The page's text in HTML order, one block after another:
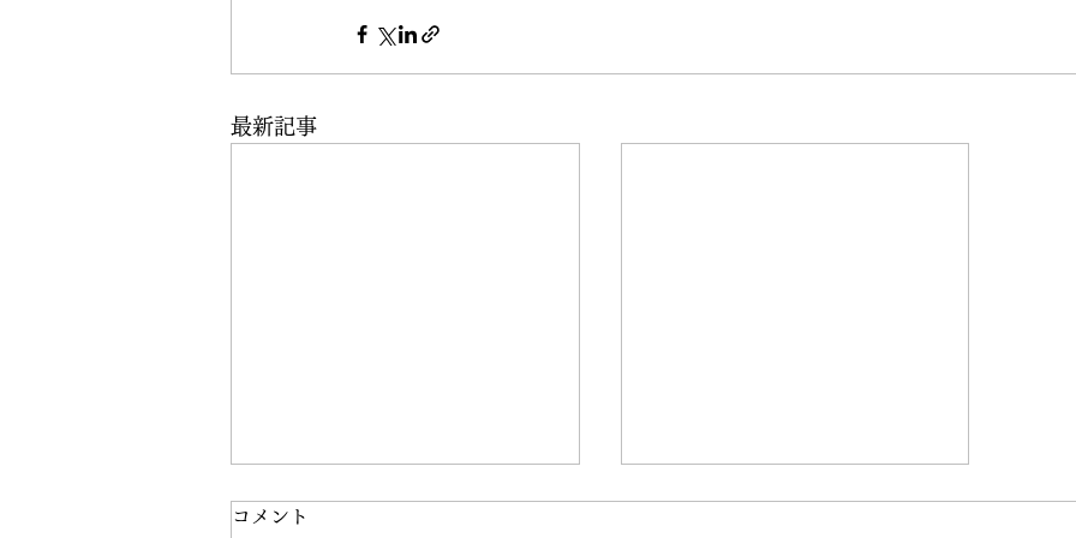
最新記事
コメント